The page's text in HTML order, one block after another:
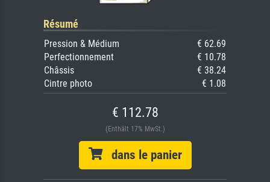
Résumé
Pression & Médium
€ 62.69
Perfectionnement
€ 10.78
Châssis
€ 38.24
Cintre photo
€ 1.08
€ 112.78
(Enthält 17% MwSt.)
dans le panier